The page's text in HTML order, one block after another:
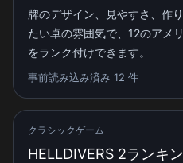
牌のデザイン、見やすさ、作
たい卓の雰囲気で、12のアメ
をランク付けできます。
事前読み込み済み 12 件
クラシックゲーム
HELLDIVERS 2ランキ